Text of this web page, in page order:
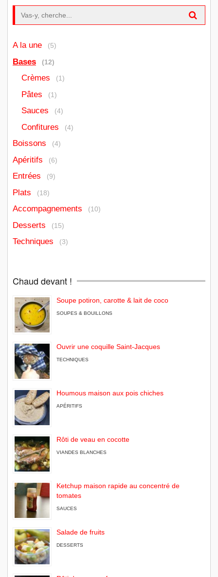
A la une (5)
Bases (12)
Crèmes (1)
Pâtes (1)
Sauces (4)
Confitures (4)
Boissons (4)
Apéritifs (6)
Entrées (9)
Plats (18)
Accompagnements (10)
Desserts (15)
Techniques (3)
Chaud devant !
Soupe potiron, carotte & lait de coco
SOUPES & BOUILLONS
Ouvrir une coquille Saint-Jacques
TECHNIQUES
Houmous maison aux pois chiches
APÉRITIFS
Rôti de veau en cocotte
VIANDES BLANCHES
Ketchup maison rapide au concentré de
tomates
SAUCES
Salade de fruits
DESSERTS